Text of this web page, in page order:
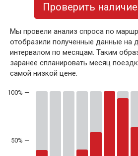
Проверить
Мы провели анализ спроса по
отобразили полученные данные на
интервалом по месяцам. Таким
заранее спланировать месяц
самой низкой цене.
50% —